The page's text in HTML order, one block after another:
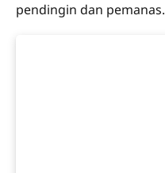
pendingin dan pemanas.